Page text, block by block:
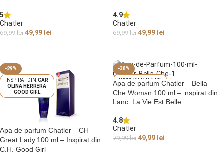
5
Chatler
69,99lei 49,99 lei
4.9
Chatler
69,99lei 49,99 lei
-29%
CAR
OLINA HERRERA
GOOD GIRL
Apa de parfum Chatler – CH
Great Lady 100 ml – Inspirat din
C.H. Good Girl
-38%
LAN
COME LA VIE EST
BELLE
Apa de parfum Chatler – Bella
Che Woman 100 ml – Inspirat din
Lanc. La Vie Est Belle
4.8
Chatler
79,99lei 49,99 lei